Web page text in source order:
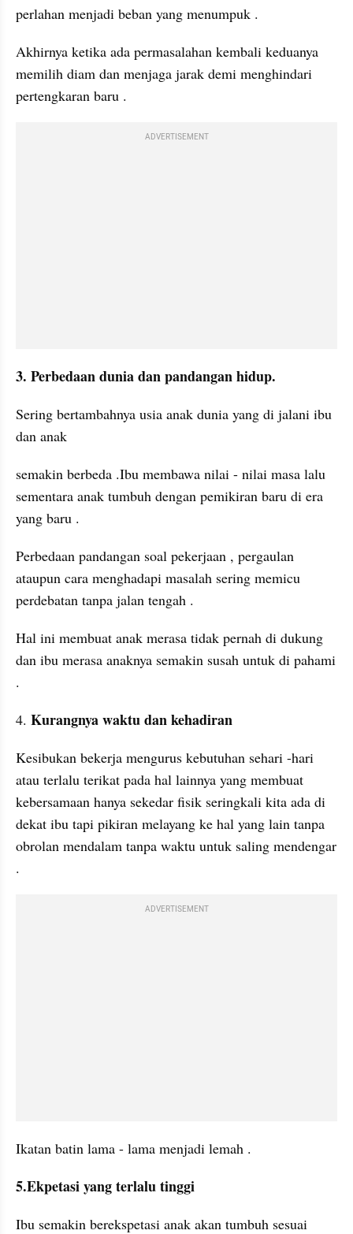
perlahan menjadi beban yang menumpuk .
Akhirnya ketika ada permasalahan kembali keduanya
memilih diam dan menjaga jarak demi menghindari
pertengkaran baru .
ADVERTISEMENT
3. Perbedaan dunia dan pandangan hidup.
Sering bertambahnya usia anak dunia yang di jalani ibu
dan anak
semakin berbeda .Ibu membawa nilai - nilai masa lalu
sementara anak tumbuh dengan pemikiran baru di era
yang baru .
Perbedaan pandangan soal pekerjaan , pergaulan
ataupun cara menghadapi masalah sering memicu
perdebatan tanpa jalan tengah .
Hal ini membuat anak merasa tidak pernah di dukung
dan ibu merasa anaknya semakin susah untuk di pahami
.
4. Kurangnya waktu dan kehadiran
Kesibukan bekerja mengurus kebutuhan sehari -hari
atau terlalu terikat pada hal lainnya yang membuat
kebersamaan hanya sekedar fisik seringkali kita ada di
dekat ibu tapi pikiran melayang ke hal yang lain tanpa
obrolan mendalam tanpa waktu untuk saling mendengar
.
ADVERTISEMENT
Ikatan batin lama - lama menjadi lemah .
5.Ekpetasi yang terlalu tinggi
Ibu semakin berekspetasi anak akan tumbuh sesuai